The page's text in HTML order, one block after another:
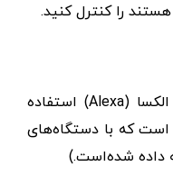
را کنترل کنید.
می‌توانید از اسکایپ، به‌وسیله‌ی الکسا (Alexa) استفاده
است که با دستگاه‌های